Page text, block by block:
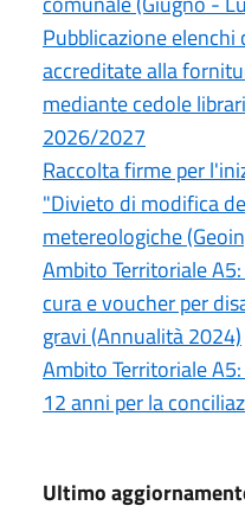
Pubblicazione
accreditate alla
mediante cedole
2026/2027
Raccolta firme per
"Divieto di modifica
metereologiche
Ambito Territoriale
cura e voucher per
gravi (Annualità 2024)
Ambito Territoriale
12 anni per la
Ultimo